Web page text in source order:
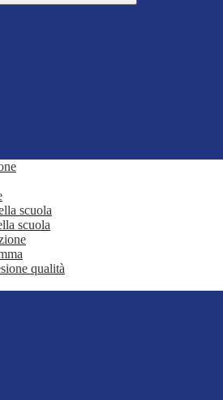
scuola
scuola
qualità